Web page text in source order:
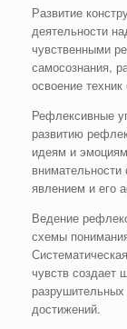
Развитие
деятельности
чувственными
самосознания,
освоение
Рефлексивные
развитию
идеям и
явлением и его
Ведение
схемы
чувств создает
разрушительных
достижений.